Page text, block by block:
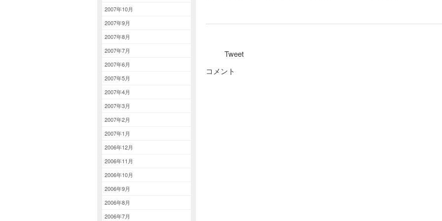
2007年10月
2007年9月
2007年8月
2007年7月
2007年6月
2007年5月
2007年4月
2007年3月
2007年2月
2007年1月
2006年12月
2006年11月
2006年10月
2006年9月
2006年8月
2006年7月
Tweet
コメント